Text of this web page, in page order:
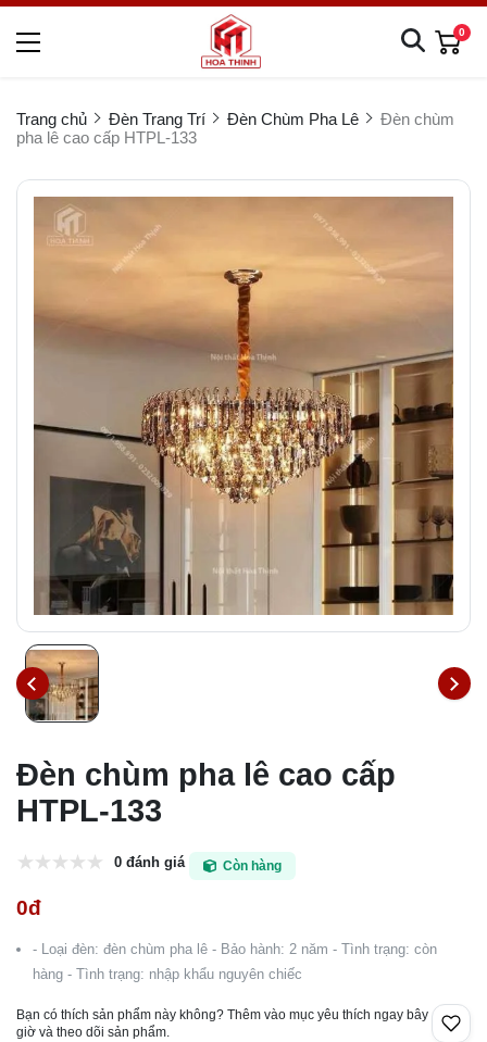
0
Trang chủ Đèn Trang Trí Đèn Chùm Pha Lê
Đèn chùm
pha lê cao cấp HTPL-133
Đèn chùm pha lê cao cấp
HTPL-133
0 đánh giá Còn hàng
0đ
- Loại đèn: đèn chùm pha lê - Bảo hành: 2 năm - Tình trạng: còn
hàng - Tình trạng: nhập khẩu nguyên chiếc
Bạn có thích sản phẩm này không? Thêm vào mục yêu thích ngay bây
giờ và theo dõi sản phẩm.